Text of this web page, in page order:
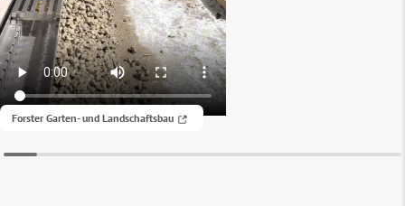
Forster Garten- und Landschaftsbau